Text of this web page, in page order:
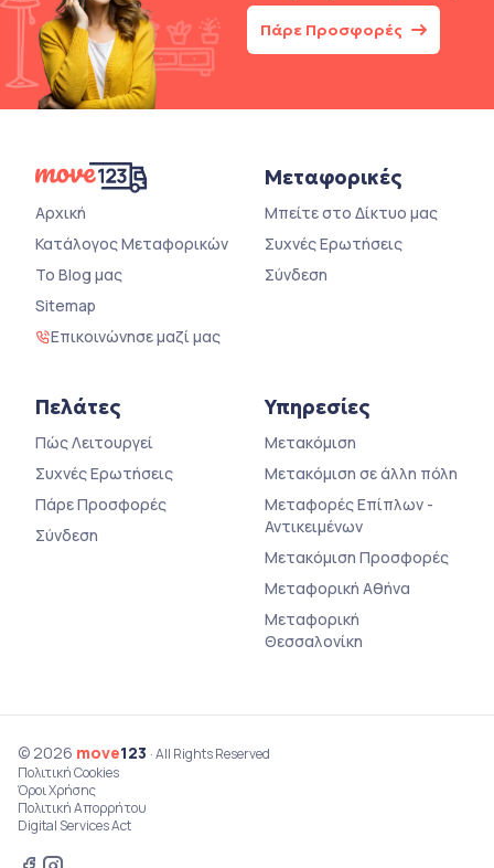
Πάρε Προσφορές
Αρχική
Κατάλογος Μεταφορικών
Το Blog μας
Sitemap
Επικοινώνησε μαζί μας
Μεταφορικές
Μπείτε στο Δίκτυο μας
Συχνές Ερωτήσεις
Σύνδεση
Πελάτες
Πώς Λειτουργεί
Συχνές Ερωτήσεις
Πάρε Προσφορές
Σύνδεση
Υπηρεσίες
Μετακόμιση
Μετακόμιση σε άλλη πόλη
Μεταφορές Επίπλων -
Αντικειμένων
Μετακόμιση Προσφορές
Μεταφορική Αθήνα
Μεταφορική
Θεσσαλονίκη
© 2026 move123 · All Rights Reserved
Πολιτική Cookies
Όροι Χρήσης
Πολιτική Απορρήτου
Digital Services Act